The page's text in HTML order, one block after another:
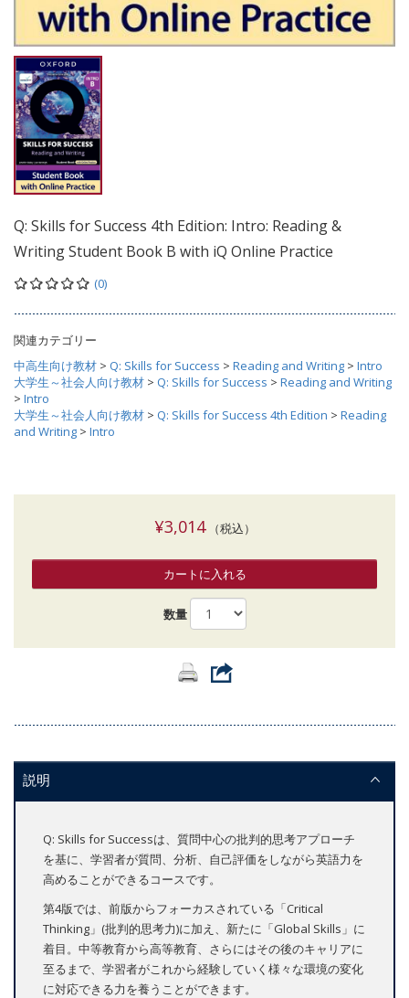
Q: Skills for Success 4th Edition: Intro: Reading &
Writing Student Book B with iQ Online Practice
(0)
関連カテゴリー
中高生向け教材 > Q: Skills for Success > Reading and Writing > Intro
大学生～社会人向け教材 > Q: Skills for Success > Reading and Writing
> Intro
大学生～社会人向け教材 > Q: Skills for Success 4th Edition > Reading
and Writing > Intro
¥3,014（税込）
カートに入れる
数量
説明
Q: Skills for Successは、質問中心の批判的思考アプローチ
を基に、学習者が質問、分析、自己評価をしながら英語力を
高めることができるコースです。
第4版では、前版からフォーカスされている「Critical
Thinking」(批判的思考力)に加え、新たに「Global Skills」に
着目。中等教育から高等教育、さらにはその後のキャリアに
至るまで、学習者がこれから経験していく様々な環境の変化
に対応できる力を養うことができます。